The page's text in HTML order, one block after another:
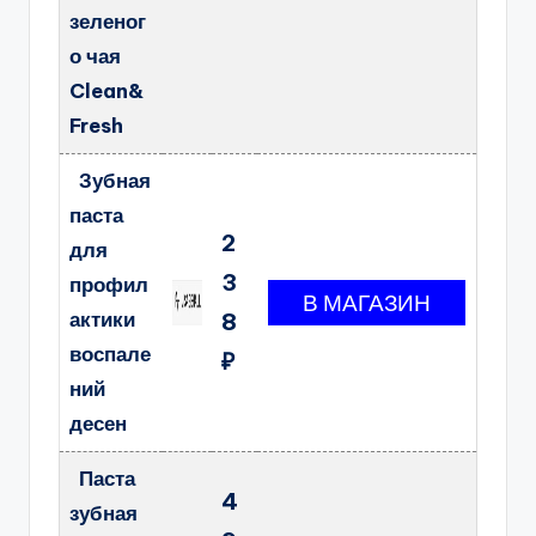
зеленог
о чая
Clean&
Fresh
Зубная
паста
для
профил
актики
воспале
ний
десен
2
3
8
₽
Паста
зубная
4